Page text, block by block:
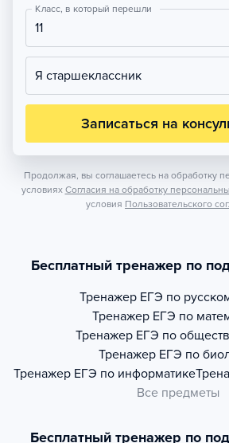
Класс, в который перешли
11
Я старшеклассник
Записаться на
Продолжая, вы соглашаетесь на обработку
условиях Согласия на обработку
условия Пользовательского
Бесплатный тренажер по
Тренажер ЕГЭ по
Тренажер ЕГЭ по
Тренажер ЕГЭ по
Тренажер ЕГЭ по
Тренажер ЕГЭ по информатике
Все предметы
Бесплатный тренажер по